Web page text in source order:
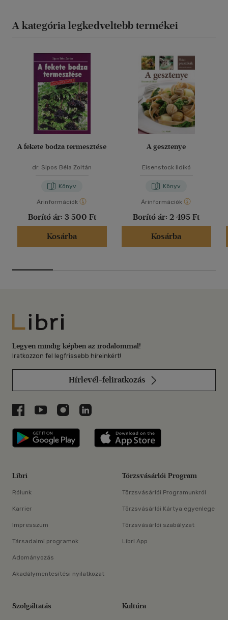
A kategória legkedveltebb termékei
A fekete bodza termesztése
dr. Sipos Béla Zoltán
Könyv
Árinformációk
Borító ár: 3 500 Ft
Kosárba
A gesztenye
Eisenstock Ildikó
Könyv
Árinformációk
Borító ár: 2 495 Ft
Kosárba
Libri
Legyen mindig képben az irodalommal!
Iratkozzon fel legfrissebb híreinkért!
Hírlevél-feliratkozás
Libri a Facebookon
Libri a Youtube-on
Libri az Instagramon
Libri a LinkedInen
Libri applikáció Szerezd meg: Google
Libri
Rólunk
Karrier
Impresszum
Társadalmi programok
Adományozás
Akadálymentesítési nyilatkozat
Törzsvásárlói Program
Törzsvásárlói Programunkról
Törzsvásárlói Kártya egyenlege
Törzsvásárlói szabályzat
Libri App
Szolgáltatás Kultúra